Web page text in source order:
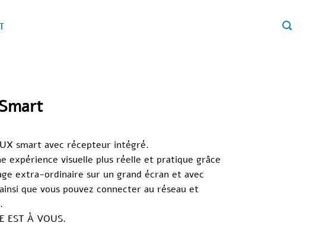
smart avec récepteur intégré.
expérience visuelle plus réelle et pratique grâce
extra-ordinaire sur un grand écran et avec
que vous pouvez connecter au réseau et
EST À VOUS.